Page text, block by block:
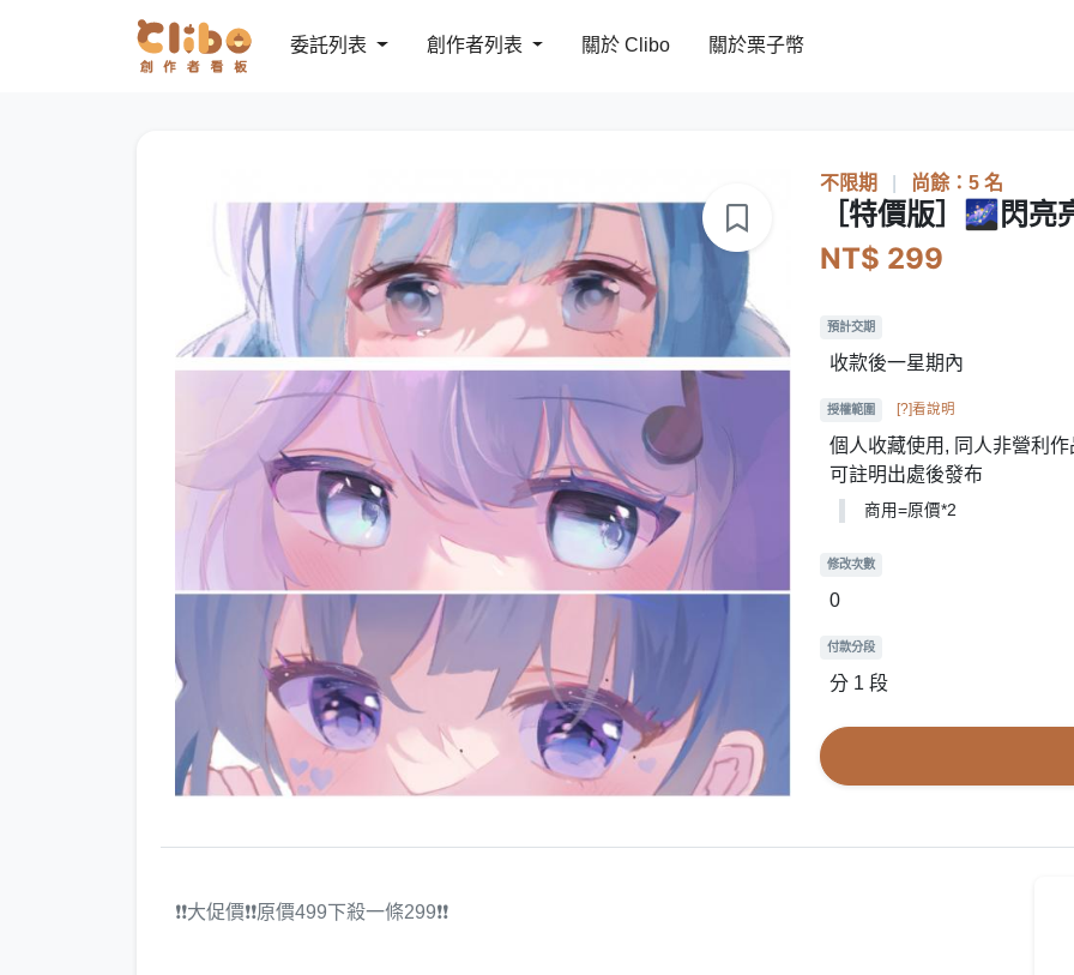
委託列表 創作者列表 關於 Clibo 關於栗子幣
不限期 尚餘：5 名
［特價版］🌌閃
NT$ 299
預計交期
收款後一星期內
授權範圍 [?]看說明
個人收藏使用, 同人非營利
可註明出處後發布
商用=原價*2
修改次數
0
付款分段
分 1 段
❗️❗️大促價❗️❗️原價499下殺一條299❗️❗️